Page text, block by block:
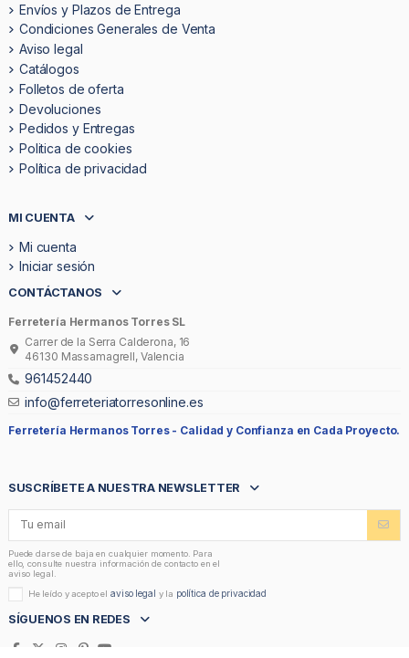
Envíos y Plazos de Entrega
Condiciones Generales de Venta
Aviso legal
Catálogos
Folletos de oferta
Devoluciones
Pedidos y Entregas
Politica de cookies
Política de privacidad
MI CUENTA
Mi cuenta
Iniciar sesión
CONTÁCTANOS
Ferretería Hermanos Torres SL
Carrer de la Serra Calderona, 16
46130 Massamagrell, Valencia
961452440
info@ferreteriatorresonline.es
Ferretería Hermanos Torres - Calidad y Confianza en Cada Proyecto.
SUSCRÍBETE A NUESTRA NEWSLETTER
Puede darse de baja en cualquier momento. Para
ello, consulte nuestra información de contacto en el
aviso legal.
He leído y acepto elaviso legal y la política de privacidad
SÍGUENOS EN REDES